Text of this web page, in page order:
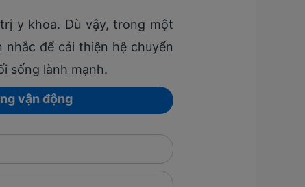
y khoa. Dù vậy, trong một
để cải thiện hệ chuyển
sống lành mạnh.
vận động